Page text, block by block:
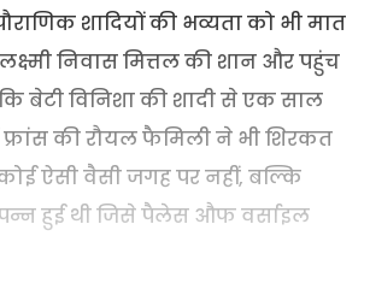
शादियों की भव्यता को भी मात
निवास मित्तल की शान और पहुंच
बेटी विनिशा की शादी से एक साल
की रौयल फैमिली ने भी शिरकत
ऐसी वैसी जगह पर नहीं, बल्कि
हुई थी जिसे पैलेस औफ वर्साइल